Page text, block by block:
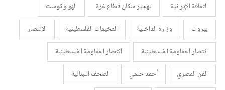
الثقافة الإيرانية
تهجير سكان قطاع غزة
الهولوكوست
بيروت
وزارة الداخلية المخيمات الفلسطينية
الانتصار
انتصار المقاومة الفلسطينية
انتصار المقاومة الفلسطينية
الفن المصري
أحمد حلمي
الصحف اللبنانية